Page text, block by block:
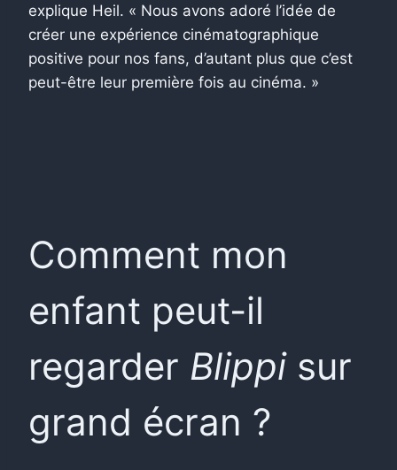
explique Heil. « Nous avons adoré l’idée de
créer une expérience cinématographique
positive pour nos fans, d’autant plus que c’est
peut-être leur première fois au cinéma. »
Comment mon
enfant peut-il
regarder Blippisur
grand écran ?